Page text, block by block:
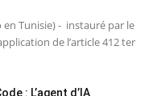
en Tunisie) - instauré par le
de l’article 412 ter
: L’agent d’IA